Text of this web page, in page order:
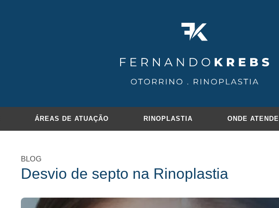
ÁREAS DE ATUAÇÃO RINOPLASTIA ONDE ATENDE
BLOG
Desvio de septo na Rinoplastia